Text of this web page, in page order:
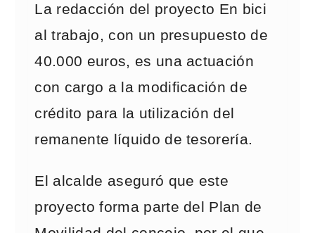
La redacción del proyecto En bici
al trabajo, con un presupuesto de
40.000 euros, es una actuación
con cargo a la modificación de
crédito para la utilización del
remanente líquido de tesorería.
El alcalde aseguró que este
proyecto forma parte del Plan de